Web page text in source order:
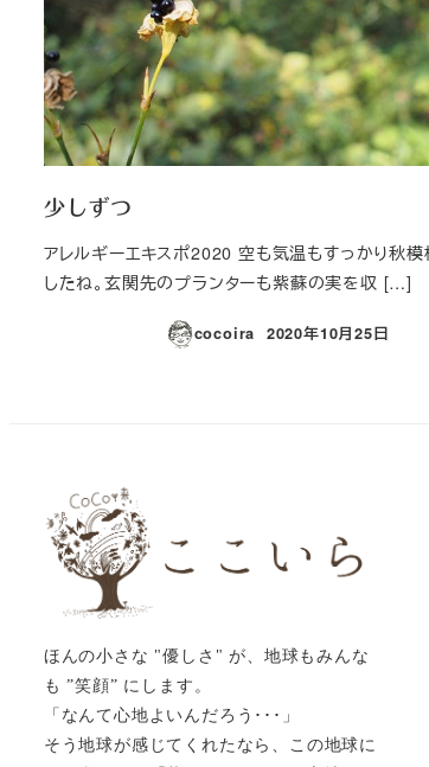
少しずつ
アレルギーエキスポ2020 空も気温もすっかり秋模
したね。玄関先のプランターも紫蘇の実を収 […]
cocoira
投稿日
2020年10月25日
ほんの小さな "優しさ" が、地球もみんな
も ”笑顔” にします。
「なんて心地よいんだろう･･･」
そう地球が感じてくれたなら、この地球に